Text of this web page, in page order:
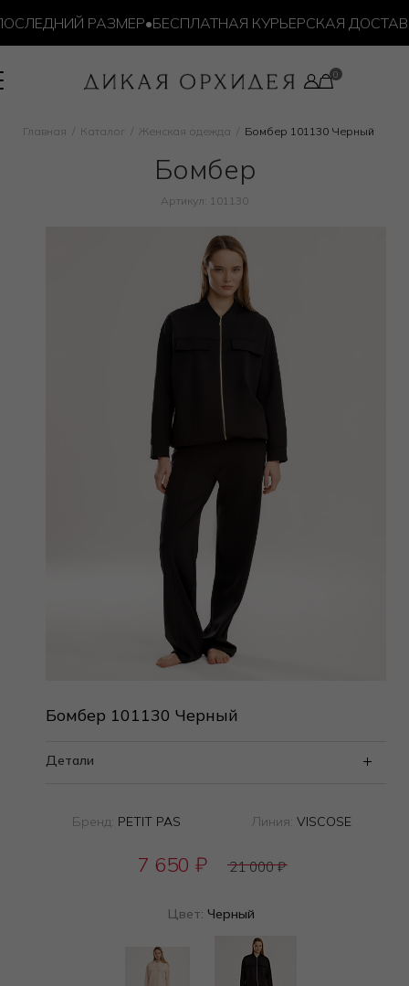
РАЗМЕР•БЕСПЛАТНАЯ КУРЬЕРСКАЯ ДОСТАВКА
Главная Каталог Женская одежда Бомбер 101130 Черный
Бомбер
Артикул: 101130
Бомбер 101130 Черный
Детали
Бренд: PETIT PAS Линия: VISCOSE
7 650 ₽ 21 000₽
Цвет: Черный